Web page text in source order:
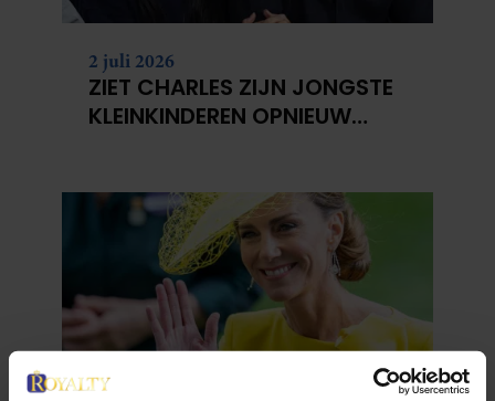
2 juli 2026
ZIET CHARLES ZIJN JONGSTE
KLEINKINDEREN OPNIEUW